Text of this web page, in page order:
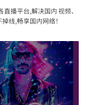
播平台,解决国内 视频、
线,畅享国内网络！